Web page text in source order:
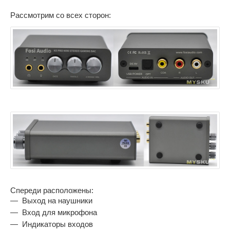
Рассмотрим со всех сторон:
Спереди расположены:
Выход на наушники
Вход для микрофона
Индикаторы входов